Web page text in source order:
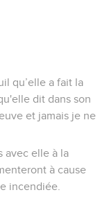
qu’elle a fait la
dit dans son
et jamais je ne
avec elle à la
à cause
incendiée.